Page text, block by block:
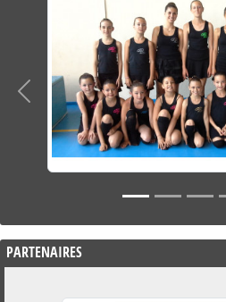
Précedent
PARTENAIRES